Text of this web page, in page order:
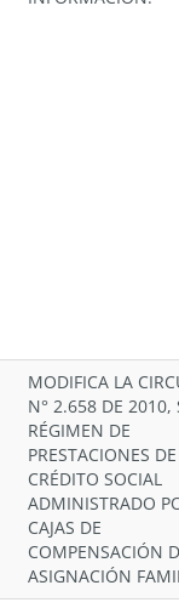
MODIFICA LA
N° 2.658 DE 2010,
RÉGIMEN DE
PRESTACIONES DE
CRÉDITO SOCIAL
ADMINISTRADO
CAJAS DE
COMPENSACIÓN
ASIGNACIÓN